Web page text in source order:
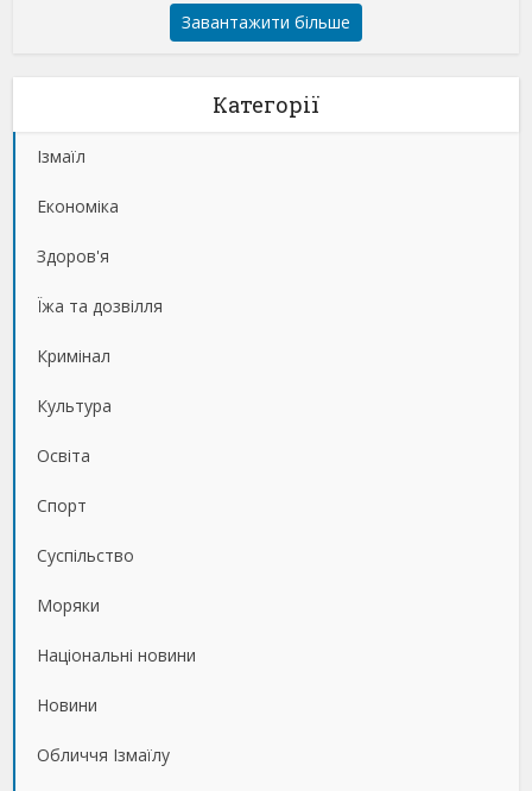
Завантажити більше
Категорії
Ізмаїл
Економіка
Здоров'я
Їжа та дозвілля
Кримінал
Культура
Освіта
Спорт
Суспільство
Моряки
Національні новини
Новини
Обличчя Ізмаїлу